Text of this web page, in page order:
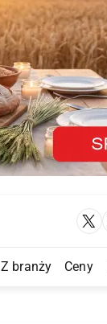
Z branży Ceny